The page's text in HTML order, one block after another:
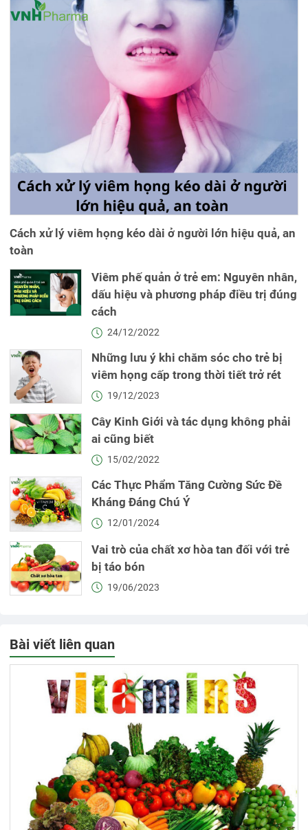
Cách xử lý viêm họng kéo dài ở người lớn hiệu quả, an
toàn
Viêm phế quản ở trẻ em: Nguyên nhân,
dấu hiệu và phương pháp điều trị đúng
cách
24/12/2022
Những lưu ý khi chăm sóc cho trẻ bị
viêm họng cấp trong thời tiết trở rét
19/12/2023
Cây Kinh Giới và tác dụng không phải
ai cũng biết
15/02/2022
Các Thực Phẩm Tăng Cường Sức Đề
Kháng Đáng Chú Ý
12/01/2024
Vai trò của chất xơ hòa tan đối với trẻ
bị táo bón
19/06/2023
Bài viết liên quan